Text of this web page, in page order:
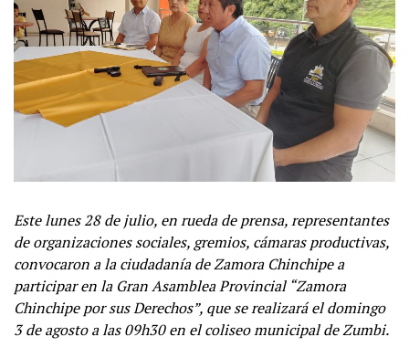
Este lunes 28 de julio, en rueda de prensa, representantes
de organizaciones sociales, gremios, cámaras productivas,
convocaron a la ciudadanía de Zamora Chinchipe a
participar en la Gran Asamblea Provincial “Zamora
Chinchipe por sus Derechos”, que se realizará el domingo
3 de agosto a las 09h30 en el coliseo municipal de Zumbi.